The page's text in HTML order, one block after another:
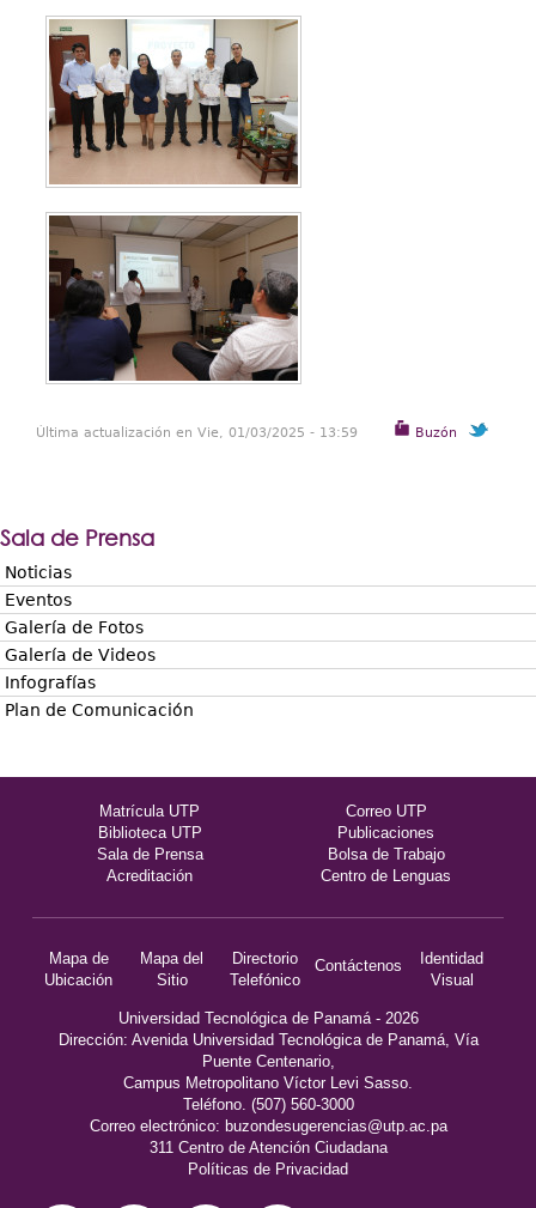
Buzón
Última actualización en Vie, 01/03/2025 - 13:59
Sala de Prensa
Noticias
Eventos
Galería de Fotos
Galería de Videos
Infografías
Plan de Comunicación
Matrícula UTP
Correo UTP
Biblioteca UTP
Publicaciones
Sala de Prensa
Bolsa de Trabajo
Acreditación
Centro de Lenguas
Mapa de
Ubicación
Mapa del
Sitio
Directorio
Telefónico
Contáctenos
Identidad
Visual
Universidad Tecnológica de Panamá - 2026
Dirección: Avenida Universidad Tecnológica de Panamá, Vía
Puente Centenario,
Campus Metropolitano Víctor Levi Sasso.
Teléfono. (507) 560-3000
Correo electrónico: buzondesugerencias@utp.ac.pa
311 Centro de Atención Ciudadana
Políticas de Privacidad